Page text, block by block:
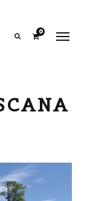
0